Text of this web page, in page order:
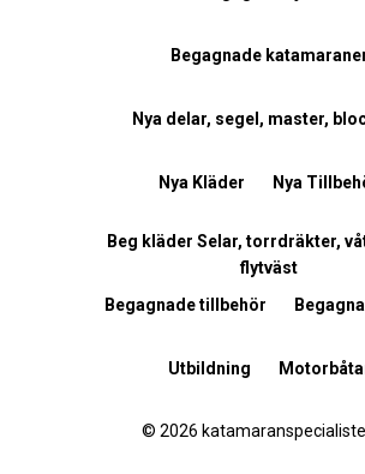
Begagnade
Nya delar, segel, master,
Nya Kläder Nya
Beg kläder Selar, torrdräkter,
flytväst
Begagnade tillbehör
Utbildning
© 2026